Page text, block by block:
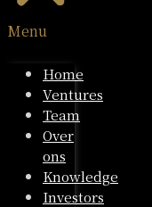
Menu
Home
Ventures
Team
Over
ons
Knowledge
Investors